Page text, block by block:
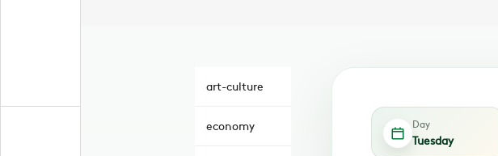
art-culture
economy Day
Tuesday